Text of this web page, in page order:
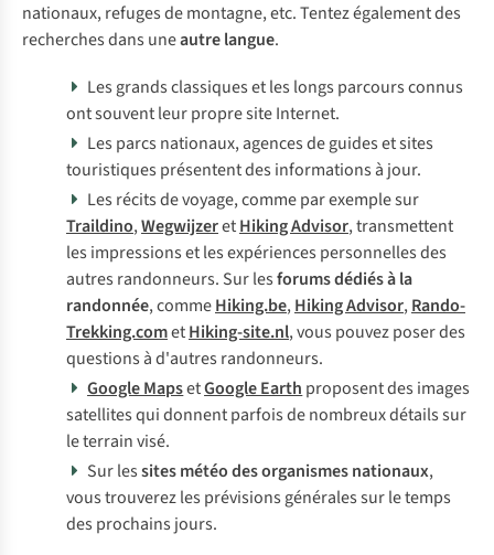
nationaux, refuges de montagne, etc. Tentez également des
recherches dans uneautre langue.
Les grands classiques et les longs parcours connus
ont souvent leur propre site Internet.
Les parcs nationaux, agences de guides et sites
touristiques présentent des informations à jour.
Les récits de voyage, comme par exemple sur
Traildino,WegwijzeretHiking Advisor, transmettent
les impressions et les expériences personnelles des
autres randonneurs. Sur lesforums dédiés à la
randonnée, commeHiking.be,Hiking Advisor,Rando-
Trekking.cometHiking-site.nl, vous pouvez poser des
questions à d'autres randonneurs.
Google MapsetGoogle Earth proposent des images
satellites qui donnent parfois de nombreux détails sur
le terrain visé.
Sur lessites météo des organismes nationaux,
vous trouverez les prévisions générales sur le temps
des prochains jours.